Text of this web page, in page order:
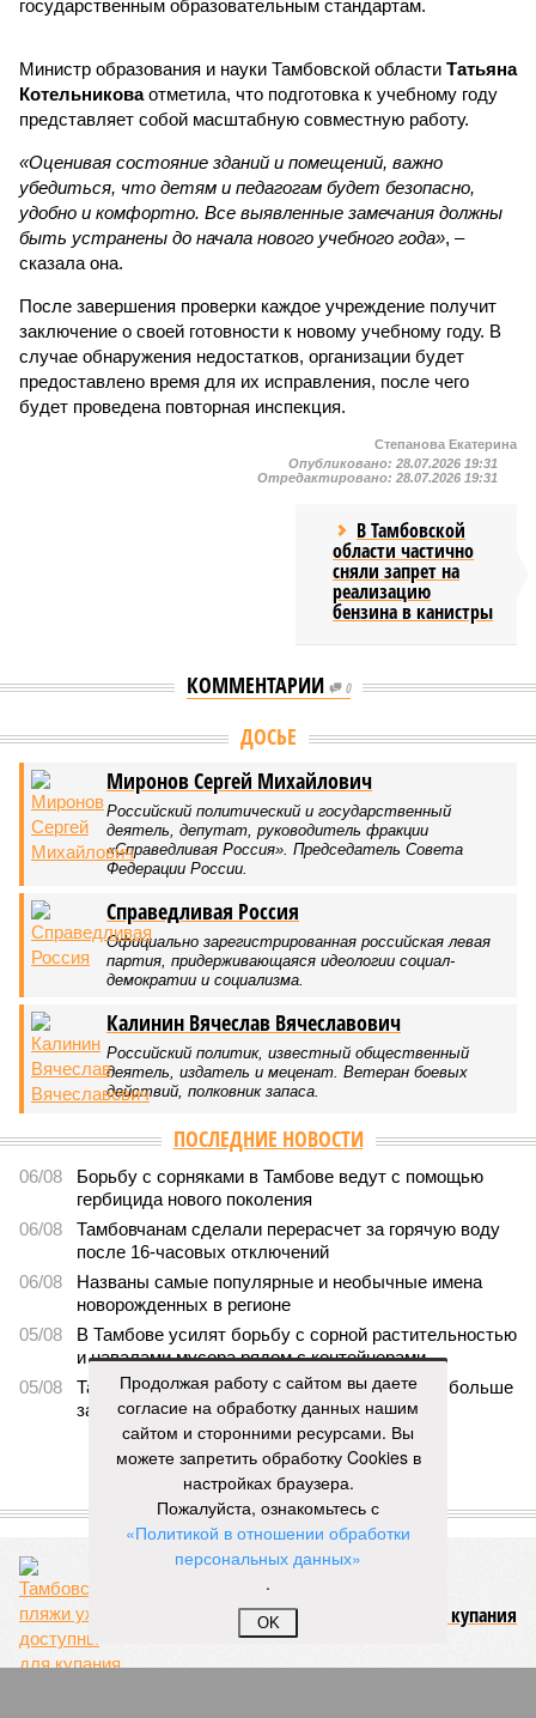
государственным образовательным стандартам.
Министр образования и науки Тамбовской области Татьяна
Котельниковаотметила, что подготовка к учебному году
представляет собой масштабную совместную работу.
«Оценивая состояние зданий и помещений, важно
убедиться, что детям и педагогам будет безопасно,
удобно и комфортно. Все выявленные замечания должны
быть устранены до начала нового учебного года», –
сказала она.
После завершения проверки каждое учреждение получит
заключение о своей готовности к новому учебному году. В
случае обнаружения недостатков, организации будет
предоставлено время для их исправления, после чего
будет проведена повторная инспекция.
Степанова Екатерина
Опубликовано: 28.07.2026 19:31
Отредактировано: 28.07.2026 19:31
В Тамбовской
области частично
сняли запрет на
реализацию
бензина в канистры
КОММЕНТАРИИ 0
ДОСЬЕ
Миронов Сергей Михайлович
Российский политический и государственный
деятель, депутат, руководитель фракции
«Справедливая Россия». Председатель Совета
Федерации России.
Справедливая Россия
Официально зарегистрированная российская левая
партия, придерживающаяся идеологии социал-
демократии и социализма.
Калинин Вячеслав Вячеславович
Российский политик, известный общественный
деятель, издатель и меценат. Ветеран боевых
действий, полковник запаса.
ПОСЛЕДНИЕ НОВОСТИ
06/08
Борьбу с сорняками в Тамбове ведут с помощью
гербицида нового поколения
06/08
Тамбовчанам сделали перерасчет за горячую воду
после 16-часовых отключений
06/08
Названы самые популярные и необычные имена
новорожденных в регионе
05/08
В Тамбове усилят борьбу с сорной растительностью
и навалами мусора рядом с контейнерами
05/08
Тамбовские колледжи в этом году получили больше
заявлений
ЕЩЕ НОВОСТИ
ЕЩЕ ИЗ РАЗДЕЛА «ОБЩЕСТВО»
Тамбовские пляжи уже доступны для купания
Продолжая работу с сайтом вы даете
согласие на обработку данных нашим
сайтом и сторонними ресурсами. Вы
можете запретить обработку Cookies в
настройках браузера.
Пожалуйста, ознакомьтесь с
«Политикой в отношении обработки
персональных данных»
.
OK